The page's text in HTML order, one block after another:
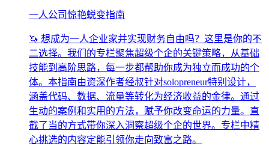
一人公司惊艳蜕变指南
🦄 想成为一人企业家并实现财务自由吗？这里是你的不
二选择。我们的专栏聚焦超级个企的关键策略，从基础
技能到高阶思路，每一步都帮助你成为独立而成功的个
体。本指南由资深作者经叔针对solopreneur特别设计，
涵盖代码、数据、流量等转化为经济收益的金律。通过
生动的案例和实用的方法，赋予你改变命运的力量。直
截了当的方式带你深入洞察超级个企的世界。专栏中精
心挑选的内容定能引领你走向致富之路。